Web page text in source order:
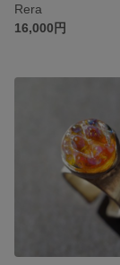
Rera
16,000円